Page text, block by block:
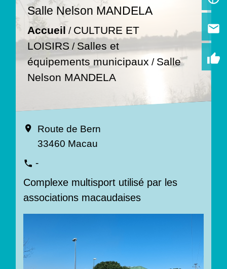
Salle Nelson MANDELA
Accueil / CULTURE ET
LOISIRS / Salles et
équipements municipaux / Salle
Nelson MANDELA
location_on
Route de Bern
33460 Macau
phone -
Complexe multisport utilisé par les
associations macaudaises
email
thumb_up